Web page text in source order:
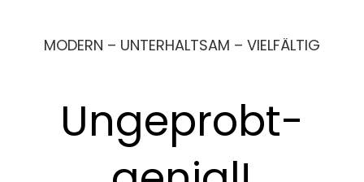
InhaltMODERN – UNTERHALTSAM – VIELFÄLTIG
Ungeprobt-